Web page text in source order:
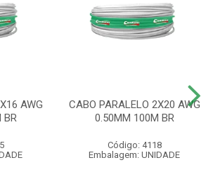
AWG
BR
CABO PARALELO 2X20 AWG
0.50MM 100M BR
Código: 4118
Embalagem: UNIDADE